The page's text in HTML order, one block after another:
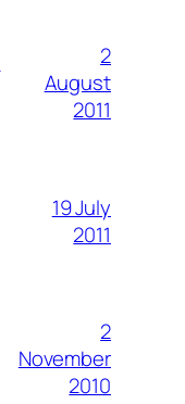
2
August
2011
19 July
2011
2
November
2010